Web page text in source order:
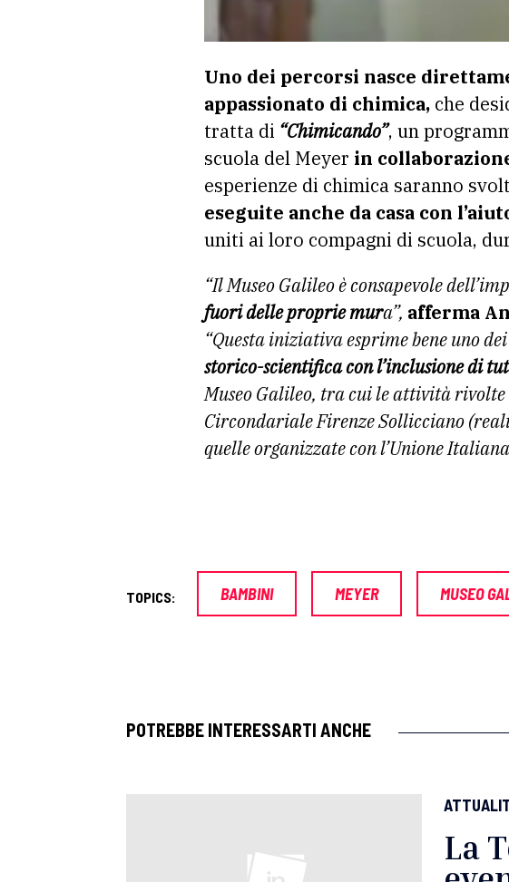
Uno dei percorsi nasce
appassionato di chimica, che
tratta di “Chimicando”, un
scuola del Meyer in
esperienze di chimica saranno
eseguite anche da casa con
uniti ai loro compagni di scuola,
“Il Museo Galileo è consapevole
fuori delle proprie mura”, afferma
“Questa iniziativa esprime bene uno
storico-scientifica con l’inclusione di
Museo Galileo, tra cui le attività
Circondariale Firenze Sollicciano
quelle organizzate con l’Unione
TOPICS: BAMBINI MEYER MUSEO
POTREBBE INTERESSARTI ANCHE
La